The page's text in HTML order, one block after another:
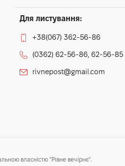
Для листування:
+38(067) 362-56-86
(0362) 62-56-86, 62-56-85
rivnepost@gmail.com
власністю "Рівне вечірнє".